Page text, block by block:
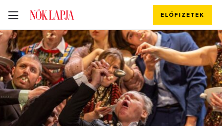
ELŐFIZETEK